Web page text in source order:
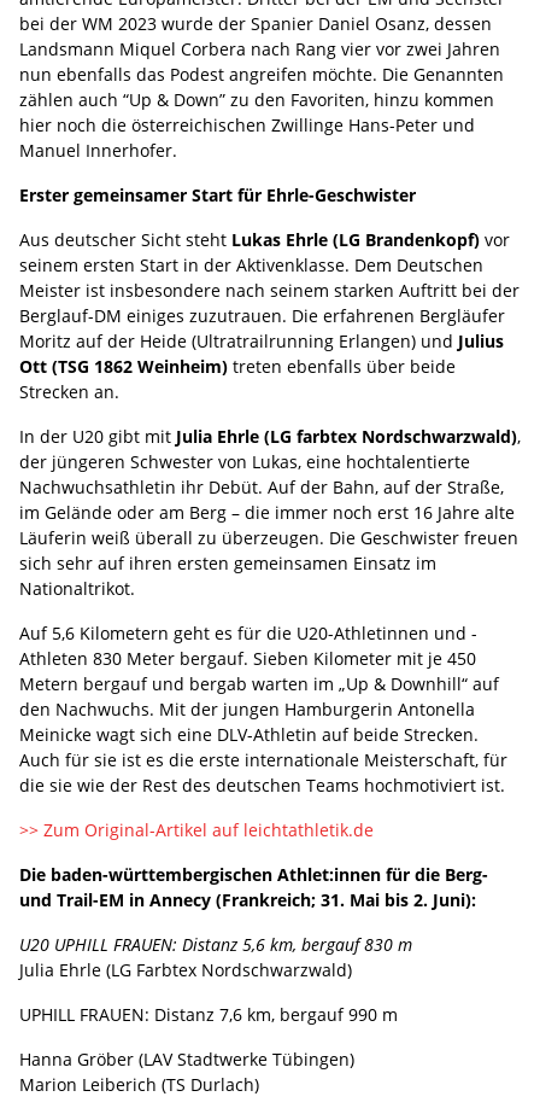
bei der WM 2023 wurde der Spanier Daniel Osanz, dessen
Landsmann Miquel Corbera nach Rang vier vor zwei Jahren
nun ebenfalls das Podest angreifen möchte. Die Genannten
zählen auch “Up & Down” zu den Favoriten, hinzu kommen
hier noch die österreichischen Zwillinge Hans-Peter und
Manuel Innerhofer.
Erster gemeinsamer Start für Ehrle-Geschwister
Aus deutscher Sicht steht Lukas Ehrle (LG Brandenkopf) vor
seinem ersten Start in der Aktivenklasse. Dem Deutschen
Meister ist insbesondere nach seinem starken Auftritt bei der
Berglauf-DM einiges zuzutrauen. Die erfahrenen Bergläufer
Moritz auf der Heide (Ultratrailrunning Erlangen) und Julius
Ott (TSG 1862 Weinheim) treten ebenfalls über beide
Strecken an.
In der U20 gibt mit Julia Ehrle (LG farbtex Nordschwarzwald),
der jüngeren Schwester von Lukas, eine hochtalentierte
Nachwuchsathletin ihr Debüt. Auf der Bahn, auf der Straße,
im Gelände oder am Berg – die immer noch erst 16 Jahre alte
Läuferin weiß überall zu überzeugen. Die Geschwister freuen
sich sehr auf ihren ersten gemeinsamen Einsatz im
Nationaltrikot.
Auf 5,6 Kilometern geht es für die U20-Athletinnen und -
Athleten 830 Meter bergauf. Sieben Kilometer mit je 450
Metern bergauf und bergab warten im „Up & Downhill“ auf
den Nachwuchs. Mit der jungen Hamburgerin Antonella
Meinicke wagt sich eine DLV-Athletin auf beide Strecken.
Auch für sie ist es die erste internationale Meisterschaft, für
die sie wie der Rest des deutschen Teams hochmotiviert ist.
>> Zum Original-Artikel auf leichtathletik.de
Die baden-württembergischen Athlet:innen für die Berg-
und Trail-EM in Annecy (Frankreich; 31. Mai bis 2. Juni):
U20 UPHILL FRAUEN: Distanz 5,6 km, bergauf 830 m
Julia Ehrle (LG Farbtex Nordschwarzwald)
UPHILL FRAUEN: Distanz 7,6 km, bergauf 990 m
Hanna Gröber (LAV Stadtwerke Tübingen)
Marion Leiberich (TS Durlach)